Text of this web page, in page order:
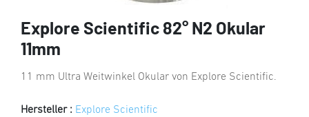
Explore Scientific 82° N2 Okular
11mm
11 mm Ultra Weitwinkel Okular von Explore Scientific.
Hersteller : Explore Scientific